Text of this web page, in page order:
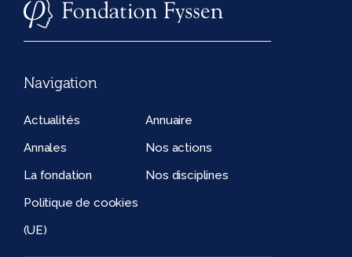
Navigation
Actualités
Annuaire
Annales
Nos actions
La fondation
Nos disciplines
Politique de cookies
(UE)